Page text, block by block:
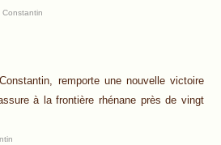
Constantin
remporte une nouvelle victoire
à la frontière rhénane près de vingt